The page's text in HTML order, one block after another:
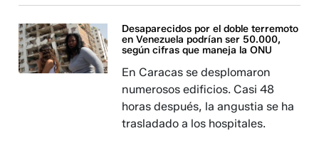
Desaparecidos por el doble terremoto
en Venezuela podrían ser 50.000,
según cifras que maneja la ONU
En Caracas se desplomaron
numerosos edificios. Casi 48
horas después, la angustia se ha
trasladado a los hospitales.